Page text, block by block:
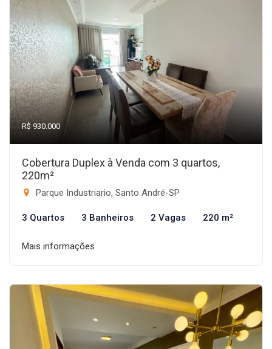
R$ 930.000
Cobertura Duplex à Venda com 3 quartos,
220m²
Parque Industriario, Santo André-SP
3 Quartos 3 Banheiros 2 Vagas 220 m²
Mais informações